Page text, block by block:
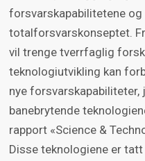
forsvarskapabilitetene
totalforsvarskonseptet.
vil trenge tverrfaglig
teknologiutvikling kan
nye
banebrytende
rapport «Science &
Disse teknologiene er